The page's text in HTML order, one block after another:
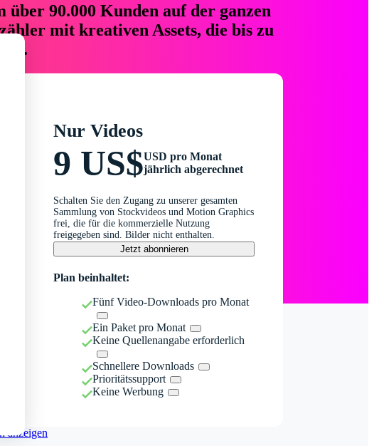
90.000 Kunden auf der ganzen
mit kreativen Assets, die bis zu
Nur Videos
9 US$USD pro Monat
jährlich abgerechnet
Schalten Sie den Zugang zu unserer gesamten
Sammlung von Stockvideos und Motion Graphics
frei, die für die kommerzielle Nutzung
freigegeben sind. Bilder nicht enthalten.
Jetzt abonnieren
Plan beinhaltet:
Fünf Video-Downloads pro Monat
Ein Paket pro Monat
Keine Quellenangabe erforderlich
Schnellere Downloads
Prioritätssupport
Keine Werbung
anzeigen